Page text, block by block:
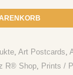
, Art Postcards,
R® Shop, Prints /